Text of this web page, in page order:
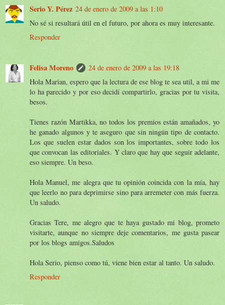
Serio Y. Pérez 24 de enero de 2009 a las 1:10
No sé si resultará útil en el futuro, por ahora es muy interesante.
Responder
Felisa Moreno
24 de enero de 2009 a las 19:18
Hola Marian, espero que la lectura de ese blog te sea util, a mi me
lo ha parecido y por eso decidí compartirlo, gracias por tu visita,
besos.
Tienes razón Martikka, no todos los premios están amañados, yo
he ganado algunos y te aseguro que sin ningún tipo de contacto.
Los que suelen estar dados son los importantes, sobre todo los
que convocan las editoriales. Y claro que hay que seguir adelante,
eso siempre. Un beso.
Hola Manuel, me alegra que tu opinión coincida con la mía, hay
que leerlo no para deprimirse sino para arremeter con más fuerza.
Un saludo.
Gracias Tere, me alegro que te haya gustado mi blog, prometo
visitarte, aunque no siempre deje comentarios, me gusta pasear
por los blogs amigos.Saludos
Hola Serio, pienso como tú, viene bien estar al tanto. Un saludo.
Responder